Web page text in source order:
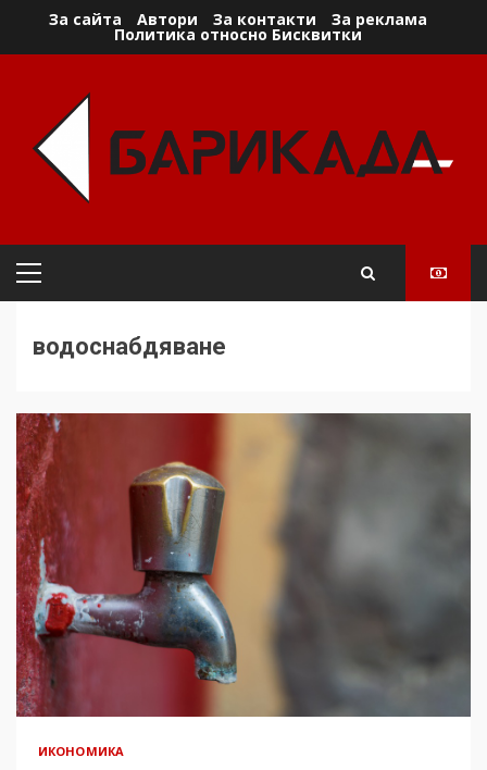
За сайта Автори За контакти За реклама
Политика относно Бисквитки
Primary
водоснабдяване
ИКОНОМИКА